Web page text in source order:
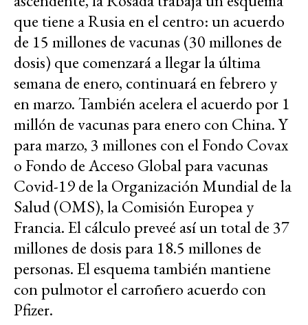
que tiene a Rusia en el centro: un acuerdo
de 15 millones de vacunas (30 millones de
dosis) que comenzará a llegar la última
semana de enero, continuará en febrero y
en marzo. También acelera el acuerdo por 1
millón de vacunas para enero con China. Y
para marzo, 3 millones con el Fondo Covax
o Fondo de Acceso Global para vacunas
Covid-19 de la Organización Mundial de la
Salud (OMS), la Comisión Europea y
Francia. El cálculo preveé así un total de 37
millones de dosis para 18.5 millones de
personas. El esquema también mantiene
con pulmotor el carroñero acuerdo con
Pfizer.